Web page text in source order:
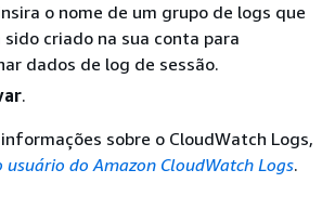
o nome de um grupo de logs que
sido criado na sua conta para
dados de log de sessão.
.
sobre o CloudWatch Logs,
usuário do Amazon CloudWatch Logs.